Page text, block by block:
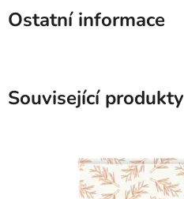
Ostatní informace
Související produkty